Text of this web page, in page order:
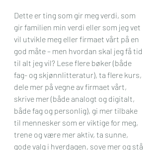
Dette er ting som gir meg verdi, som
gir familien min verdi eller som jeg vet
vil utvikle meg eller firmaet vårt på en
god måte – men hvordan skal jeg få tid
til alt jeg vil? Lese flere bøker (både
fag- og skjønnlitteratur), ta flere kurs,
dele mer på vegne av firmaet vårt,
skrive mer (både analogt og digitalt,
både fag og personlig), gi mer tilbake
til mennesker som er viktige for meg,
trene og være mer aktiv, ta sunne,
gode valg i hverdagen, sove mer og stå